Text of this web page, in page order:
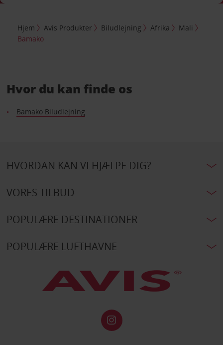
Hjem Avis Produkter Biludlejning Afrika
Mali
Bamako
Hvor du kan finde os
Bamako Biludlejning
HVORDAN KAN VI HJÆLPE DIG?
VORES TILBUD
POPULÆRE DESTINATIONER
POPULÆRE LUFTHAVNE